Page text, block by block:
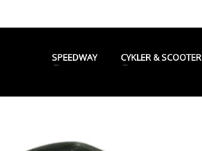
SPEEDWAY CYKLER & SCOOTER